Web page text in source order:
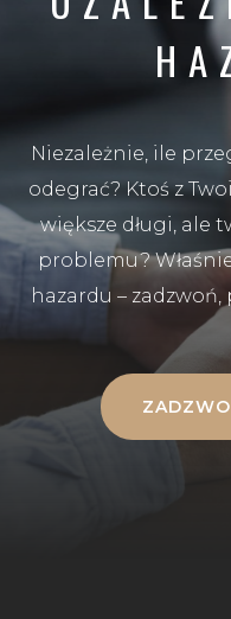
Niezależnie, ile
odegrać? Ktoś z
większe długi, ale
problemu?
hazardu –